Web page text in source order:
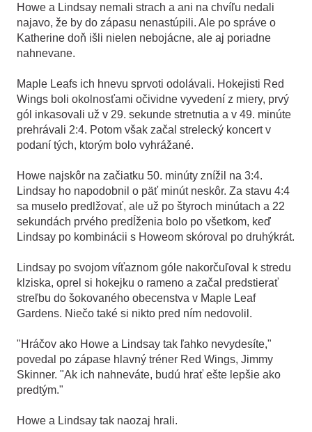
Howe a Lindsay nemali strach a ani na chvíľu nedali
najavo, že by do zápasu nenastúpili. Ale po správe o
Katherine doň išli nielen nebojácne, ale aj poriadne
nahnevane.
Maple Leafs ich hnevu sprvoti odolávali. Hokejisti Red
Wings boli okolnosťami očividne vyvedení z miery, prvý
gól inkasovali už v 29. sekunde stretnutia a v 49. minúte
prehrávali 2:4. Potom však začal strelecký koncert v
podaní tých, ktorým bolo vyhrážané.
Howe najskôr na začiatku 50. minúty znížil na 3:4.
Lindsay ho napodobnil o päť minút neskôr. Za stavu 4:4
sa muselo predlžovať, ale už po štyroch minútach a 22
sekundách prvého predĺženia bolo po všetkom, keď
Lindsay po kombinácii s Howeom skóroval po druhýkrát.
Lindsay po svojom víťaznom góle nakorčuľoval k stredu
klziska, oprel si hokejku o rameno a začal predstierať
streľbu do šokovaného obecenstva v Maple Leaf
Gardens. Niečo také si nikto pred ním nedovolil.
"Hráčov ako Howe a Lindsay tak ľahko nevydesíte,"
povedal po zápase hlavný tréner Red Wings, Jimmy
Skinner. "Ak ich nahneváte, budú hrať ešte lepšie ako
predtým."
Howe a Lindsay tak naozaj hrali.